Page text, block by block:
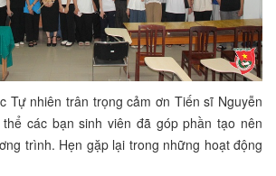
Tự nhiên trân trọng cảm ơn Tiến sĩ Nguyễn
các bạn sinh viên đã góp phần tạo nên
trình. Hẹn gặp lại trong những hoạt động